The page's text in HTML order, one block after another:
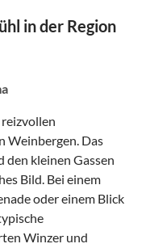
in der Region
Weinbergen. Das
den kleinen Gassen
Bild. Bei einem
oder einem Blick
Winzer und